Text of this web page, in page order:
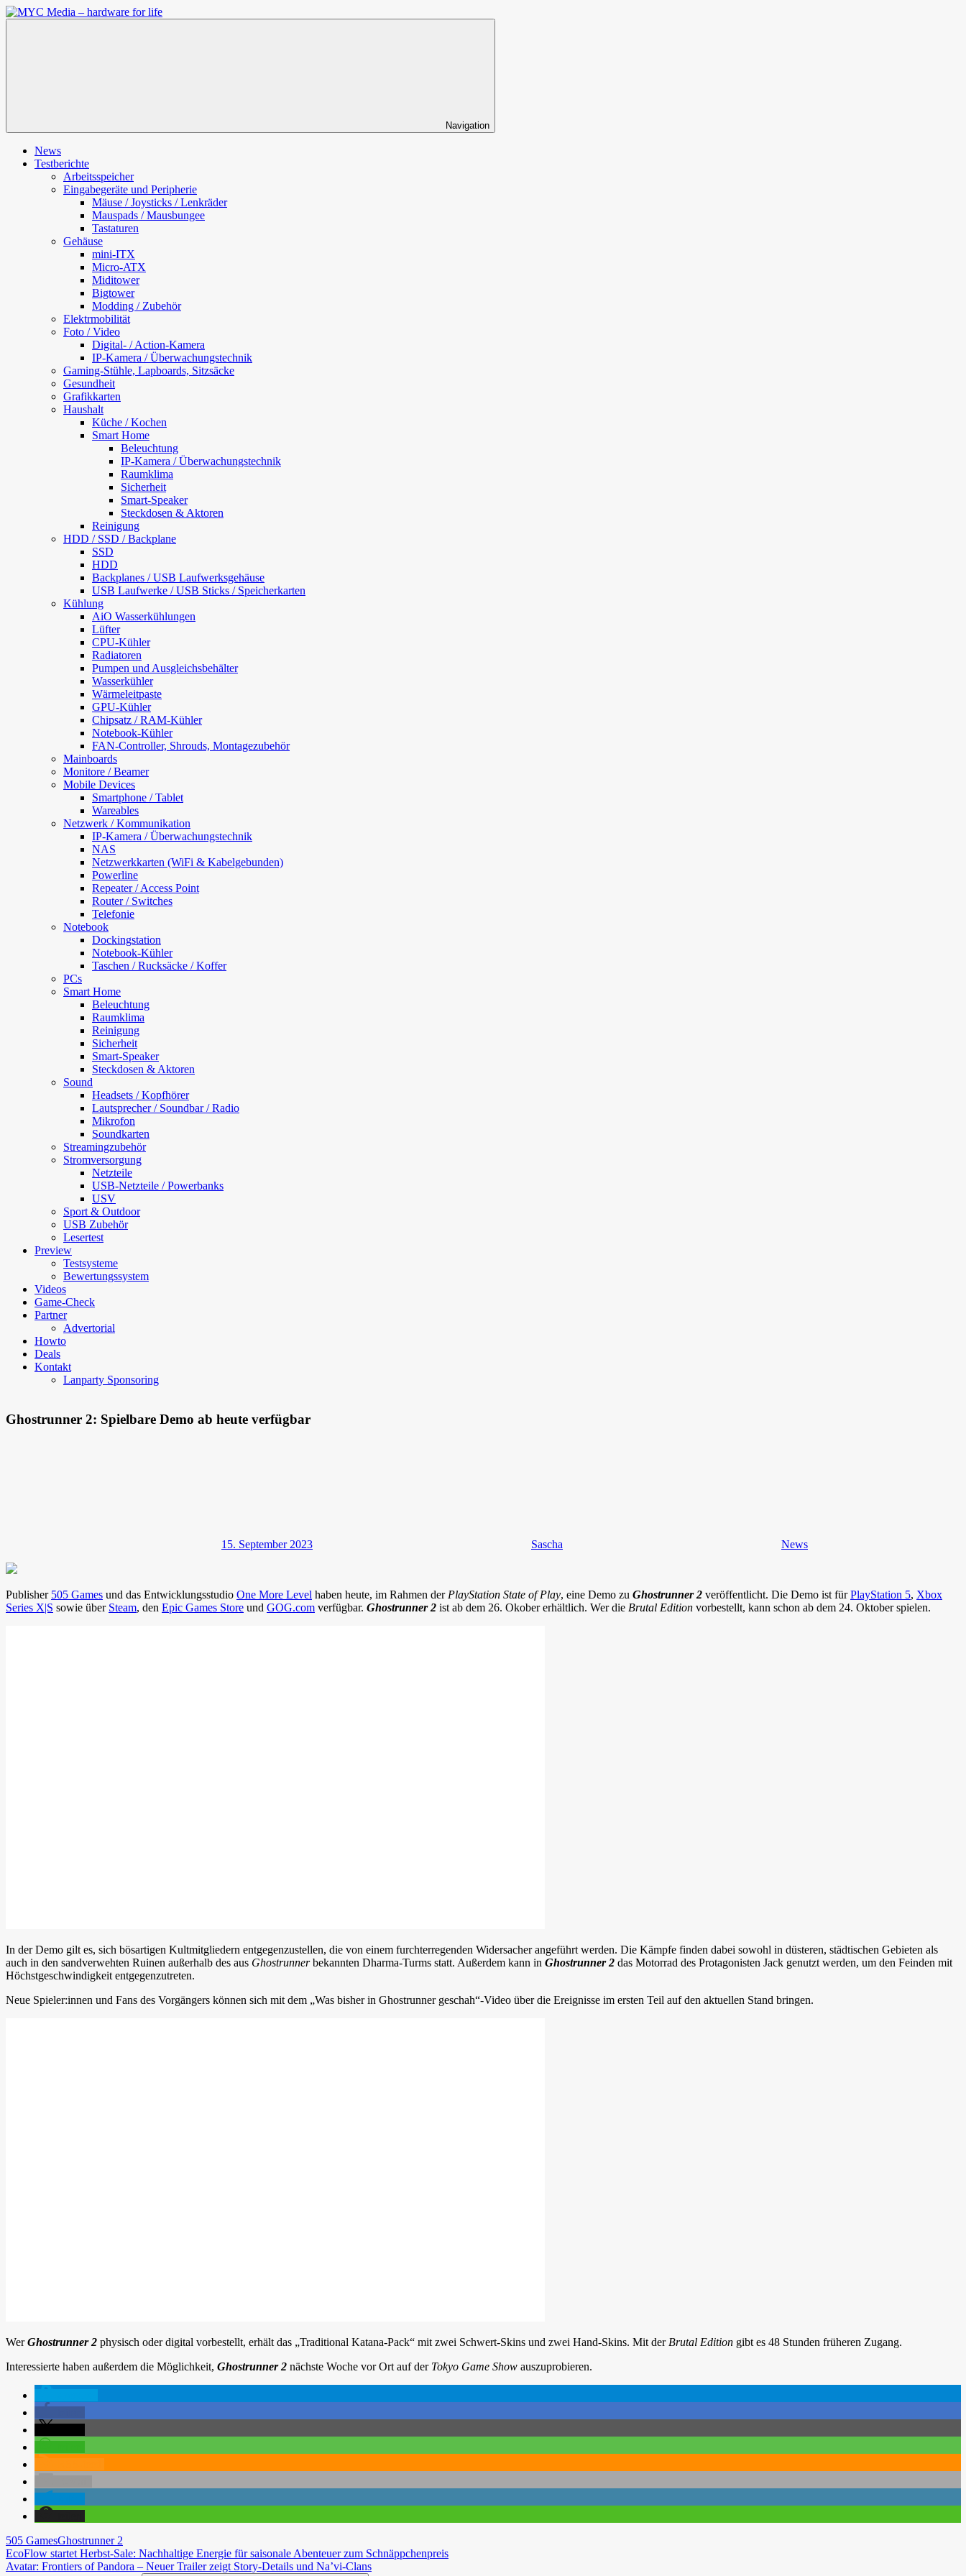
Zum
Inhalt
Navigation
News
Testberichte
Arbeitsspeicher
Eingabegeräte und Peripherie
Mäuse / Joysticks / Lenkräder
Mauspads / Mausbungee
Tastaturen
Gehäuse
mini-ITX
Micro-ATX
Miditower
Bigtower
Modding / Zubehör
Elektrmobilität
Foto / Video
Digital- / Action-Kamera
IP-Kamera / Überwachungstechnik
Gaming-Stühle, Lapboards, Sitzsäcke
Gesundheit
Grafikkarten
Haushalt
Küche / Kochen
Smart Home
Beleuchtung
IP-Kamera / Überwachungstechnik
Raumklima
Sicherheit
Smart-Speaker
Steckdosen & Aktoren
Reinigung
HDD / SSD / Backplane
SSD
HDD
Backplanes / USB Laufwerksgehäuse
USB Laufwerke / USB Sticks / Speicherkarten
Kühlung
AiO Wasserkühlungen
Lüfter
CPU-Kühler
Radiatoren
Pumpen und Ausgleichsbehälter
Wasserkühler
Wärmeleitpaste
GPU-Kühler
Chipsatz / RAM-Kühler
Notebook-Kühler
FAN-Controller, Shrouds, Montagezubehör
Mainboards
Monitore / Beamer
Mobile Devices
Smartphone / Tablet
Wareables
Netzwerk / Kommunikation
IP-Kamera / Überwachungstechnik
NAS
Netzwerkkarten (WiFi & Kabelgebunden)
Powerline
Repeater / Access Point
Router / Switches
Telefonie
Notebook
Dockingstation
Notebook-Kühler
Taschen / Rucksäcke / Koffer
PCs
Smart Home
Beleuchtung
Raumklima
Reinigung
Sicherheit
Smart-Speaker
Steckdosen & Aktoren
Sound
Headsets / Kopfhörer
Lautsprecher / Soundbar / Radio
Mikrofon
Soundkarten
Streamingzubehör
Stromversorgung
Netzteile
USB-Netzteile / Powerbanks
USV
Sport & Outdoor
USB Zubehör
Lesertest
Preview
Testsysteme
Bewertungssystem
Videos
Game-Check
Partner
Advertorial
Howto
Deals
Kontakt
Lanparty Sponsoring
Ghostrunner 2: Spielbare Demo ab heute verfügbar
15. September 2023 Sascha News
Publisher 505 Games und das Entwicklungsstudio One More Level haben heute, im Rahmen derPlayStation State of Play, eine Demo zu Ghostrunner 2 veröffentlicht. Die Demo ist fürPlayStation 5, Xbox
Series X|S sowie über Steam, den Epic Games Store und GOG.com verfügbar. Ghostrunner 2 ist ab dem 26. Okober erhältlich. Wer die Brutal Edition vorbestellt, kann schon ab dem 24. Oktober spielen.
In der Demo gilt es, sich bösartigen Kultmitgliedern entgegenzustellen, die von einem furchterregenden Widersacher angeführt werden. Die Kämpfe finden dabei sowohl in düsteren, städtischen Gebieten als
auch in den sandverwehten Ruinen außerhalb des aus Ghostrunnerbekannten Dharma-Turms statt. Außerdem kann in Ghostrunner 2 das Motorrad des Protagonisten Jack genutzt werden, um den Feinden mit
Höchstgeschwindigkeit entgegenzutreten.
Neue Spieler:innen und Fans des Vorgängers können sich mit dem „Was bisher in Ghostrunner geschah“-Video über die Ereignisse im ersten Teil auf den aktuellen Stand bringen.
WerGhostrunner 2 physisch oder digital vorbestellt, erhält das „Traditional Katana-Pack“ mit zwei Schwert-Skins und zwei Hand-Skins. Mit derBrutal Edition gibt es 48 Stunden früheren Zugang.
Interessierte haben außerdem die Möglichkeit, Ghostrunner 2 nächste Woche vor Ort auf der Tokyo Game Show auszuprobieren.
505 GamesGhostrunner 2
Beitragsnavigation
Vorheriger
Beitrag:
EcoFlow startet Herbst-Sale: Nachhaltige Energie für saisonale Abenteuer zum Schnäppchenpreis
Nächster
Avatar: Frontiers of Pandora – Neuer Trailer zeigt Story-Details und Na’vi-Clans